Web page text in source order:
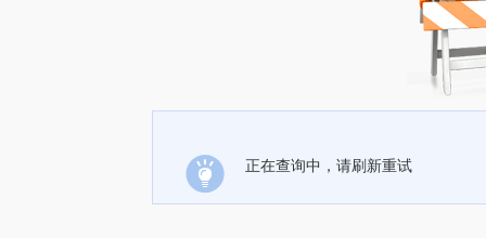
正在查询中，请刷新重试